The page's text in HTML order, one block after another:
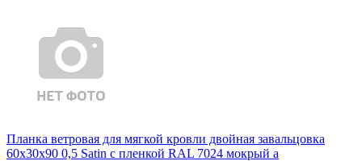
Планка ветровая для мягкой кровли двойная завальцовка
60х30х90 0,5 Satin с пленкой RAL 7024 мокрый а